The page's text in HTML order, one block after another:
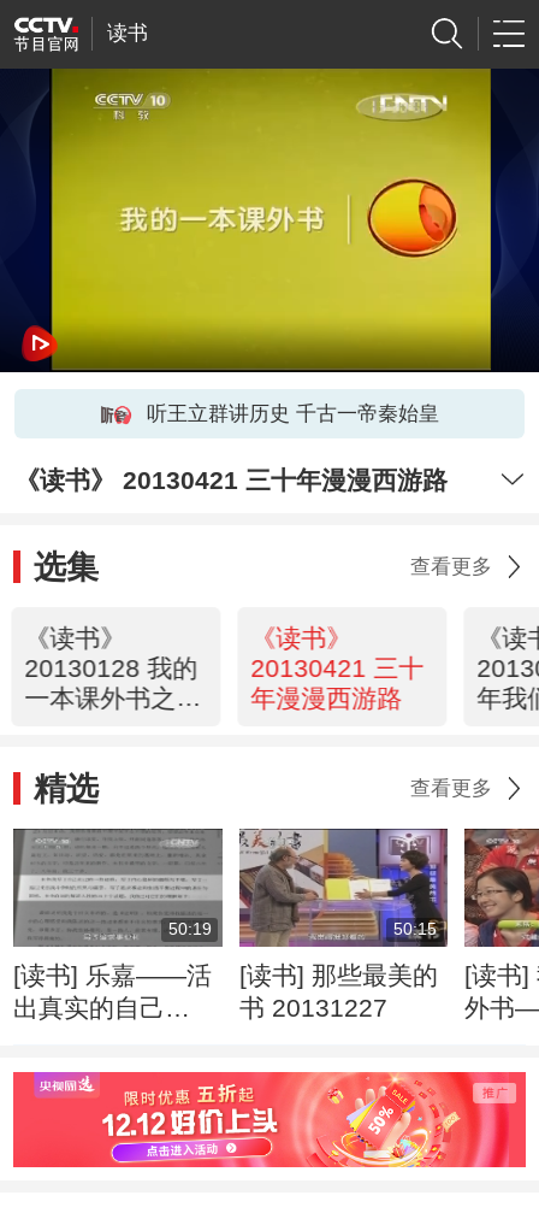
读书
听王立群讲历史 千古一帝秦始皇
《读书》 20130421 三十年漫漫西游路
选集 查看更多
《读书》
20130128 我的
一本课外书之一
《读书》
20130421 三十
年漫漫西游路
《
年我
精选 查看更多
50:19
[读书] 乐嘉——活
出真实的自己
50:15
[读书] 那些最美的
书 20131227
[读书]
外书